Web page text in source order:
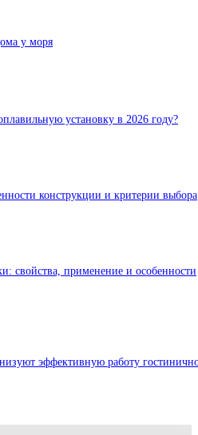
у моря
установку в 2026 году?
конструкции и критерии выбора
свойства, применение и особенности
эффективную работу